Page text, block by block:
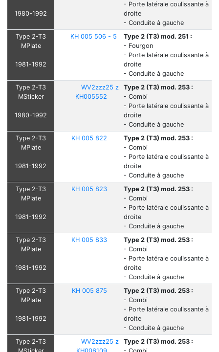
1980-1992
- Porte latérale coulissante à
droite
- Conduite à gauche
Type 2-T3
MPlate
1981-1992
KH 005 506 - 5
Type 2 (T3) mod. 251 :
- Fourgon
- Porte latérale coulissante à
droite
- Conduite à gauche
Type 2-T3
MSticker
1980-1992
WV2zzz25 z
KH005552
Type 2 (T3) mod. 253 :
- Combi
- Porte latérale coulissante à
droite
- Conduite à gauche
Type 2-T3
MPlate
1981-1992
KH 005 822
Type 2 (T3) mod. 253 :
- Combi
- Porte latérale coulissante à
droite
- Conduite à gauche
Type 2-T3
MPlate
1981-1992
KH 005 823
Type 2 (T3) mod. 253 :
- Combi
- Porte latérale coulissante à
droite
- Conduite à gauche
Type 2-T3
MPlate
1981-1992
KH 005 833
Type 2 (T3) mod. 253 :
- Combi
- Porte latérale coulissante à
droite
- Conduite à gauche
Type 2-T3
MPlate
1981-1992
KH 005 875
Type 2 (T3) mod. 253 :
- Combi
- Porte latérale coulissante à
droite
- Conduite à gauche
Type 2-T3
WV2zzz25 z
Type 2 (T3) mod. 253 :